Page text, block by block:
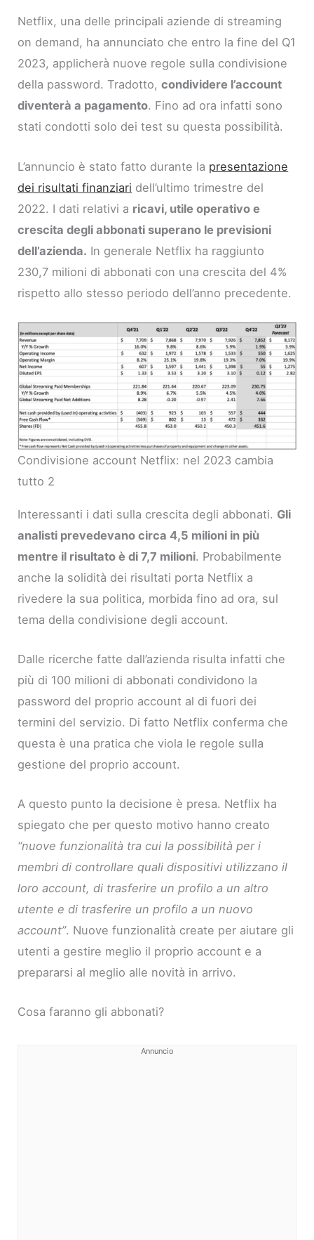
Netflix, una delle principali aziende di streaming
on demand, ha annunciato che entro la fine del Q1
2023, applicherà nuove regole sulla condivisione
della password. Tradotto,condividere l’account
diventerà a pagamento. Fino ad ora infatti sono
stati condotti solo dei test su questa possibilità.
L’annuncio è stato fatto durante la presentazione
dei risultati finanziari dell’ultimo trimestre del
2022. I dati relativi a ricavi, utile operativo e
crescita degli abbonati superano le previsioni
dell’azienda. In generale Netflix ha raggiunto
230,7 milioni di abbonati con una crescita del 4%
rispetto allo stesso periodo dell’anno precedente.
Condivisione account Netflix: nel 2023 cambia
tutto 2
Interessanti i dati sulla crescita degli abbonati. Gli
analisti prevedevano circa 4,5 milioni in più
mentre il risultato è di 7,7 milioni. Probabilmente
anche la solidità dei risultati porta Netflix a
rivedere la sua politica, morbida fino ad ora, sul
tema della condivisione degli account.
Dalle ricerche fatte dall’azienda risulta infatti che
più di 100 milioni di abbonati condividono la
password del proprio account al di fuori dei
termini del servizio. Di fatto Netflix conferma che
questa è una pratica che viola le regole sulla
gestione del proprio account.
A questo punto la decisione è presa. Netflix ha
spiegato che per questo motivo hanno creato
“nuove funzionalità tra cui la possibilità per i
membri di controllare quali dispositivi utilizzano il
loro account, di trasferire un profilo a un altro
utente e di trasferire un profilo a un nuovo
account”. Nuove funzionalità create per aiutare gli
utenti a gestire meglio il proprio account e a
prepararsi al meglio alle novità in arrivo.
Cosa faranno gli abbonati?
Annuncio